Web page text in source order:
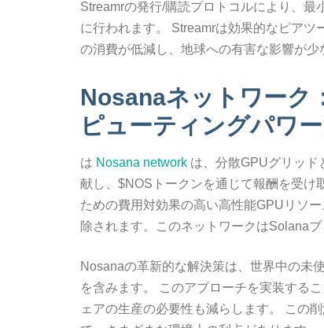
Streamrの発行/購読プロトコルにより、
に行われます。 Streamrは効果的なピア
の消費が低減し、地球への有害な影響が少
Nosanaネットワーク
ピューティングパワ
は Nosana network は、分散GPUグリッド
献し、$NOSトークンを通じて報酬を受け
ための費用対効果の高い高性能GPUリソ
除されます。このネットワークはSolana
Nosanaの革新的な解決策は、世界中の未
を含みます。 このアプローチを実装する
ェアの生産の必要性も減らします。 この